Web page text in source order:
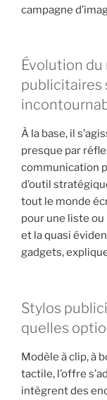
campagne
Évolution du
publicitaires
À la base, il
presque par
communication
d’outil
tout le monde
pour une liste
et la quasi
gadgets,
Stylos
quelles
Modèle à clip, à
tactile, l’offre
intègrent des